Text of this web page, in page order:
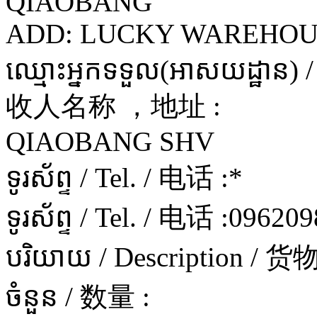
ADD: LUCKY
ឈ្មោះអ្នកទទួល(អាសយដ្ឋាន) /
收人名称 ，地址 :
QIAOBANG SHV
ទូរស័ព្ទ / Tel. / 电话 :*
ទូរស័ព្ទ / Tel. / 电话 :
បរិយាយ / Description / 货
ចំនួន / 数量 :